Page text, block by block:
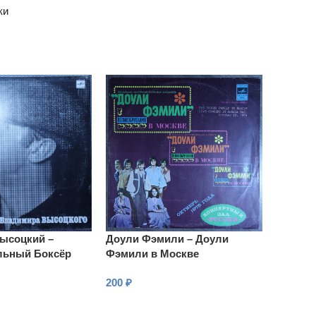
–
Боксёр
Доули Фэмили – Доули
Фэмили в Москве
200 ₽